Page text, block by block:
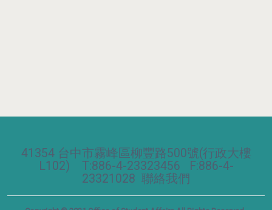
41354 台中市霧峰區柳豐路500號(行政大樓
L102) T:886-4-23323456 F:886-4-
23321028 聯絡我們